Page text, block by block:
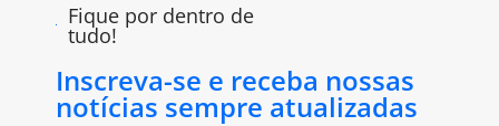
Fique por dentro de
tudo!
Inscreva-se e receba nossas
notícias sempre atualizadas